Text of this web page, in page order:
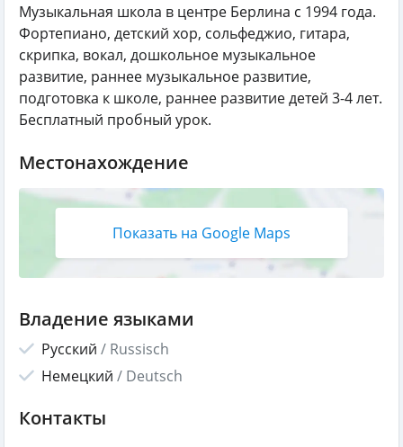
Музыкальная школа в центре Берлина с 1994 года.
Фортепиано, детский хор, сольфеджио, гитара,
скрипка, вокал, дошкольное музыкальное
развитие, раннее музыкальное развитие,
подготовка к школе, раннее развитие детей 3-4 лет.
Бесплатный пробный урок.
Местонахождение
Показать на Google Maps
Владение языками
Русский / Russisch
Немецкий / Deutsch
Контакты